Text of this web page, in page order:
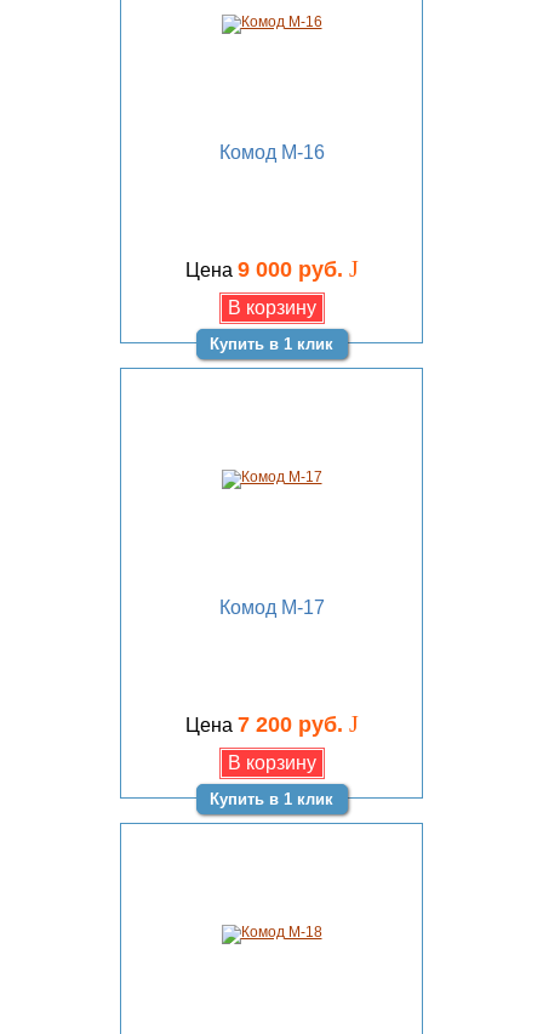
Комод М-16
Цена 9 000 руб. J
Купить в 1 клик
Комод М-17
Цена 7 200 руб. J
Купить в 1 клик